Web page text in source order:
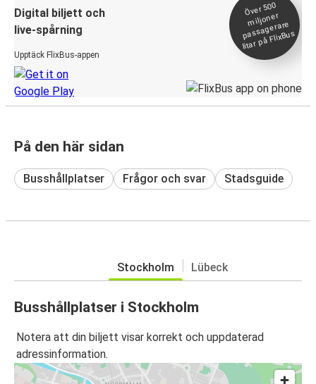
Digital biljett och
live-spårning
Upptäck FlixBus-appen
Över 500
miljoner
passagerare
litar på FlixBus
På den här sidan
Busshållplatser Frågor och svar Stadsguide
Stockholm Lübeck
Busshållplatser i Stockholm
Notera att din biljett visar korrekt och uppdaterad
adressinformation.